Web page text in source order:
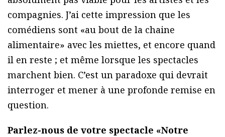
compagnies. J’ai cette impression que les
comédiens sont «au bout de la chaine
alimentaire» avec les miettes, et encore quand
il en reste ; et même lorsque les spectacles
marchent bien. C’est un paradoxe qui devrait
interroger et mener à une profonde remise en
question.
Parlez-nous de votre spectacle «Notre